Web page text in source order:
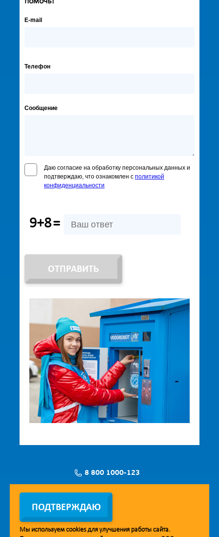
E-mail
Телефон
Сообщение
Даю согласие на обработку персональных данных и
подтверждаю, что ознакомлен с политикой
конфиденциальности
9+8=
ОТПРАВИТЬ
8 800 1000-123
Заявка на установку
ПОДТВЕРЖДАЮ
Мы используем cookiesдля улучшения работы сайта.